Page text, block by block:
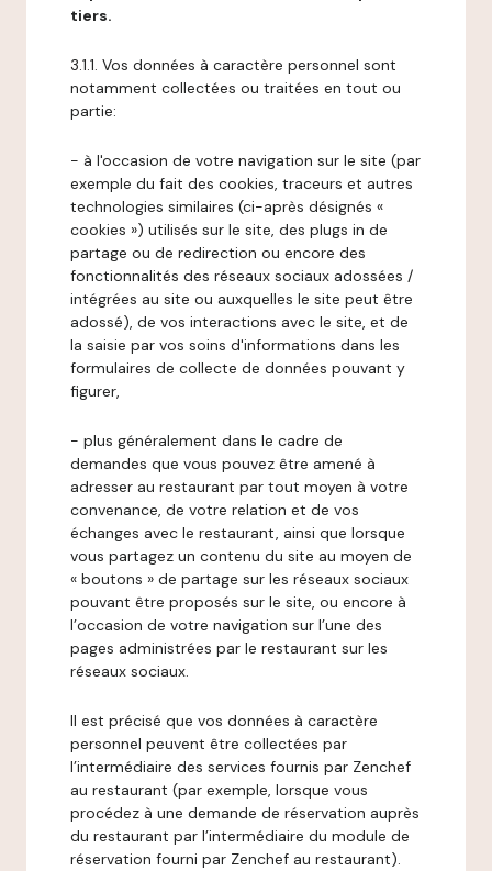
tiers.
3.1.1. Vos données à caractère personnel sont
notamment collectées ou traitées en tout ou
partie:
- à l'occasion de votre navigation sur le site (par
exemple du fait des cookies, traceurs et autres
technologies similaires (ci-après désignés «
cookies ») utilisés sur le site, des plugs in de
partage ou de redirection ou encore des
fonctionnalités des réseaux sociaux adossées /
intégrées au site ou auxquelles le site peut être
adossé), de vos interactions avec le site, et de
la saisie par vos soins d'informations dans les
formulaires de collecte de données pouvant y
figurer,
- plus généralement dans le cadre de
demandes que vous pouvez être amené à
adresser au restaurant par tout moyen à votre
convenance, de votre relation et de vos
échanges avec le restaurant, ainsi que lorsque
vous partagez un contenu du site au moyen de
« boutons » de partage sur les réseaux sociaux
pouvant être proposés sur le site, ou encore à
l’occasion de votre navigation sur l’une des
pages administrées par le restaurant sur les
réseaux sociaux.
Il est précisé que vos données à caractère
personnel peuvent être collectées par
l’intermédiaire des services fournis par Zenchef
au restaurant (par exemple, lorsque vous
procédez à une demande de réservation auprès
du restaurant par l’intermédiaire du module de
réservation fourni par Zenchef au restaurant).